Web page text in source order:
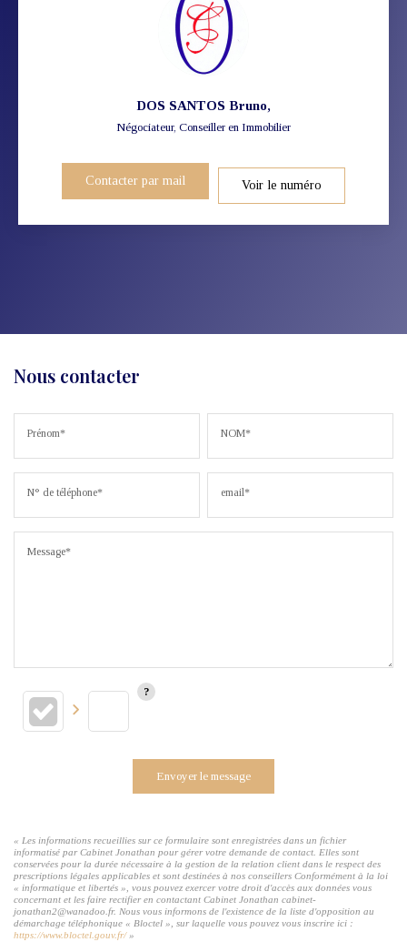
DOS SANTOS Bruno,
Négociateur, Conseiller en Immobilier
Contacter par mail Voir le numéro
Nous contacter
Prénom* NOM*
N° de téléphone* email*
Message*
Envoyer le message
« Les informations recueillies sur ce formulaire sont enregistrées dans un fichier
informatisé par Cabinet Jonathan pour gérer votre demande de contact. Elles sont
conservées pour la durée nécessaire à la gestion de la relation client dans le respect des
prescriptions légales applicables et sont destinées à nos conseillers Conformément à la loi
« informatique et libertés », vous pouvez exercer votre droit d'accès aux données vous
concernant et les faire rectifier en contactant Cabinet Jonathan cabinet-
jonathan2@wanadoo.fr. Nous vous informons de l'existence de la liste d'opposition au
démarchage téléphonique « Bloctel », sur laquelle vous pouvez vous inscrire ici :
https://www.bloctel.gouv.fr/»